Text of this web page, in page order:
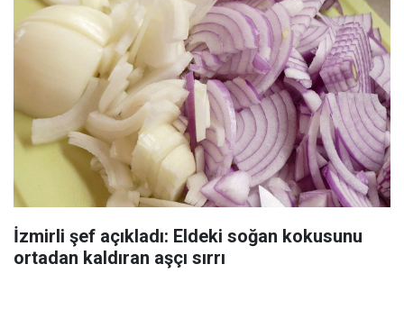
İzmirli şef açıkladı: Eldeki soğan kokusunu
ortadan kaldıran aşçı sırrı